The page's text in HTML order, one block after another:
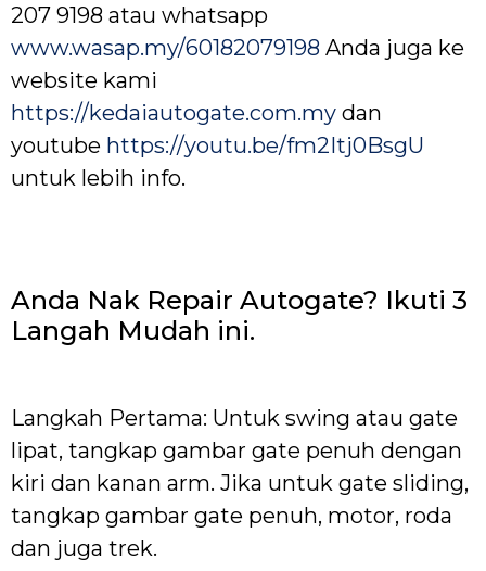
207 9198 atau whatsapp
www.wasap.my/60182079198 Anda juga ke
website kami
https://kedaiautogate.com.my dan
youtube https://youtu.be/fm2Itj0BsgU
untuk lebih info.
Anda Nak Repair Autogate? Ikuti 3
Langah Mudah ini.
Langkah Pertama: Untuk swing atau gate
lipat, tangkap gambar gate penuh dengan
kiri dan kanan arm. Jika untuk gate sliding,
tangkap gambar gate penuh, motor, roda
dan juga trek.